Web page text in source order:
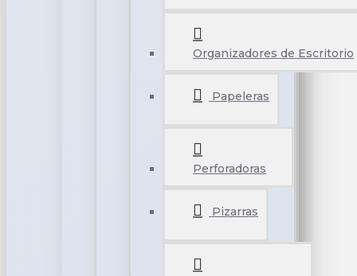
Organizadores de Escritorio
Papeleras
Perforadoras
Pizarras